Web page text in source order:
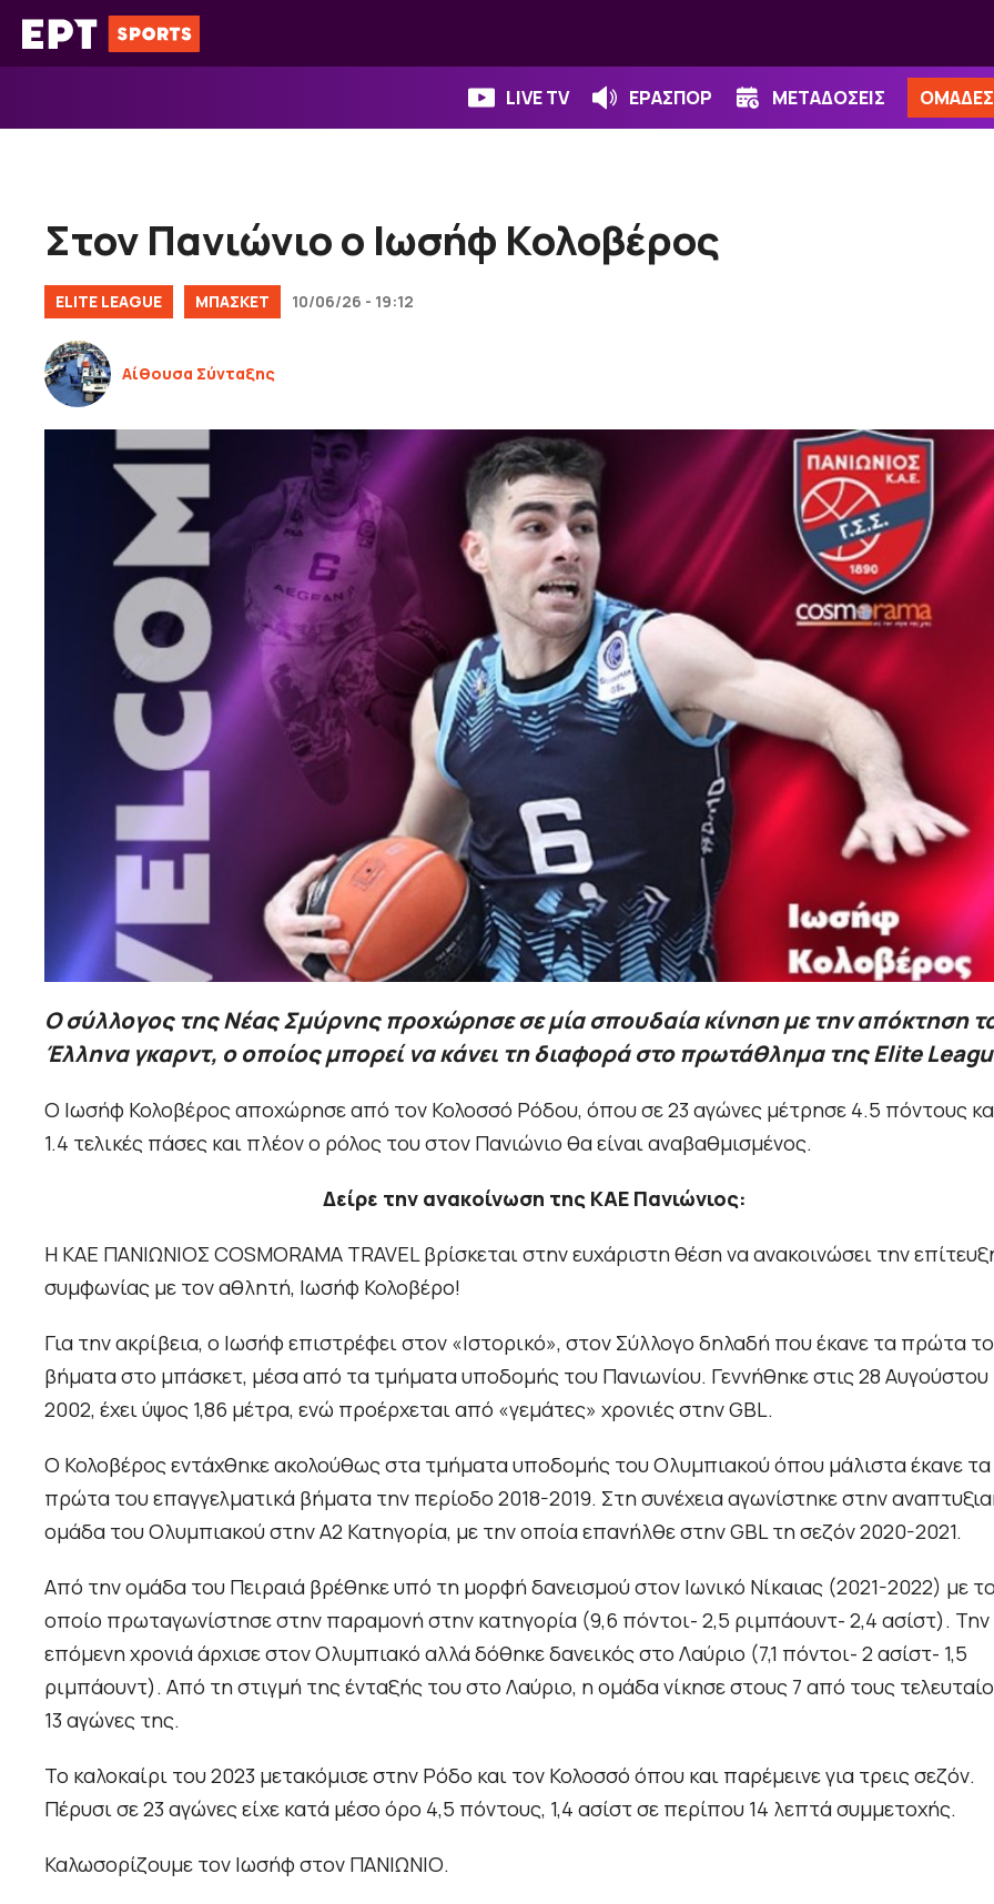
Μετάβαση
σε
LIVE TV ΕΡΑΣΠΟΡ ΜΕΤΑΔΟΣΕΙΣ ΟΜΑΔΕΣ
Στον Πανιώνιο ο Ιωσήφ Κολοβέρος
ELITE LEAGUE ΜΠΑΣΚΕΤ 10/06/26 - 19:12
Αίθουσα Σύνταξης
Ο σύλλογος της Νέας Σμύρνης προχώρησε σε μία σπουδαία κίνηση με την απόκτηση
Έλληνα γκαρντ, ο οποίος μπορεί να κάνει τη διαφορά στο πρωτάθλημα της Elite
Ο Ιωσήφ Κολοβέρος αποχώρησε από τον Κολοσσό Ρόδου, όπου σε 23 αγώνες μέτρησε 4.5 πόντους
1.4 τελικές πάσες και πλέον ο ρόλος του στον Πανιώνιο θα είναι αναβαθμισμένος.
Δείρε την ανακοίνωση της ΚΑΕ Πανιώνιος:
Η ΚΑΕ ΠΑΝΙΩΝΙΟΣ COSMORAMA TRAVEL βρίσκεται στην ευχάριστη θέση να ανακοινώσει την
συμφωνίας με τον αθλητή, Ιωσήφ Κολοβέρο!
Για την ακρίβεια, ο Ιωσήφ επιστρέφει στον «Ιστορικό», στον Σύλλογο δηλαδή που έκανε τα πρώτα
βήματα στο μπάσκετ, μέσα από τα τμήματα υποδομής του Πανιωνίου. Γεννήθηκε στις 28 Αυγούστου
2002, έχει ύψος 1,86 μέτρα, ενώ προέρχεται από «γεμάτες» χρονιές στην GBL.
Ο Κολοβέρος εντάχθηκε ακολούθως στα τμήματα υποδομής του Ολυμπιακού όπου μάλιστα έκανε τα
πρώτα του επαγγελματικά βήματα την περίοδο 2018-2019. Στη συνέχεια αγωνίστηκε στην
ομάδα του Ολυμπιακού στην Α2 Κατηγορία, με την οποία επανήλθε στην GBL τη σεζόν 2020-2021.
Από την ομάδα του Πειραιά βρέθηκε υπό τη μορφή δανεισμού στον Ιωνικό Νίκαιας (2021-2022) με
οποίο πρωταγωνίστησε στην παραμονή στην κατηγορία (9,6 πόντοι- 2,5 ριμπάουντ- 2,4 ασίστ). Την
επόμενη χρονιά άρχισε στον Ολυμπιακό αλλά δόθηκε δανεικός στο Λαύριο (7,1 πόντοι- 2 ασίστ- 1,5
ριμπάουντ). Από τη στιγμή της ένταξής του στο Λαύριο, η ομάδα νίκησε στους 7 από τους
13 αγώνες της.
Το καλοκαίρι του 2023 μετακόμισε στην Ρόδο και τον Κολοσσό όπου και παρέμεινε για τρεις σεζόν.
Πέρυσι σε 23 αγώνες είχε κατά μέσο όρο 4,5 πόντους, 1,4 ασίστ σε περίπου 14 λεπτά συμμετοχής.
Καλωσορίζουμε τον Ιωσήφ στον ΠΑΝΙΩΝΙΟ.